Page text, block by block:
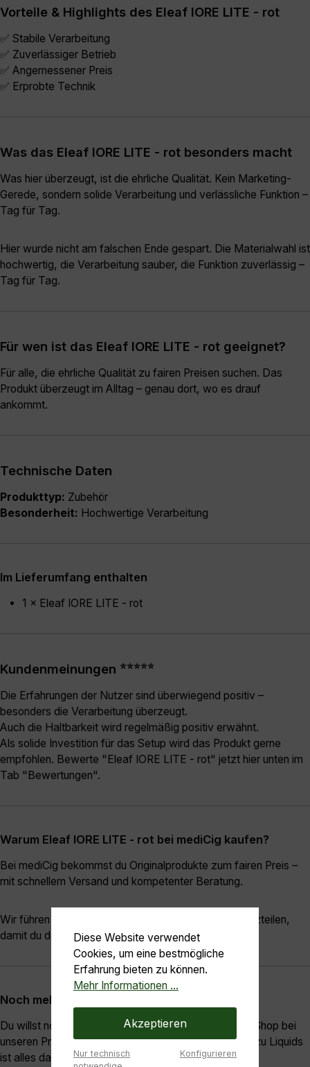
Vorteile & Highlights des Eleaf IORE LITE - rot
✅ Stabile Verarbeitung
✅ Zuverlässiger Betrieb
✅ Angemessener Preis
✅ Erprobte Technik
Was das Eleaf IORE LITE - rot besonders macht
Was hier überzeugt, ist die ehrliche Qualität. Kein Marketing-
Gerede, sondern solide Verarbeitung und verlässliche Funktion –
Tag für Tag.
Hier wurde nicht am falschen Ende gespart. Die Materialwahl ist
hochwertig, die Verarbeitung sauber, die Funktion zuverlässig –
Tag für Tag.
Für wen ist das Eleaf IORE LITE - rot geeignet?
Für alle, die ehrliche Qualität zu fairen Preisen suchen. Das
Produkt überzeugt im Alltag – genau dort, wo es drauf
ankommt.
Technische Daten
Produkttyp: Zubehör
Besonderheit: Hochwertige Verarbeitung
Im Lieferumfang enthalten
1 × Eleaf IORE LITE - rot
Kundenmeinungen ⭐⭐⭐⭐⭐
Die Erfahrungen der Nutzer sind überwiegend positiv –
besonders die Verarbeitung überzeugt.
Auch die Haltbarkeit wird regelmäßig positiv erwähnt.
Als solide Investition für das Setup wird das Produkt gerne
empfohlen. Bewerte "Eleaf IORE LITE - rot" jetzt hier unten im
Tab "Bewertungen".
Warum Eleaf IORE LITE - rot bei mediCig kaufen?
Bei mediCig bekommst du Originalprodukte zum fairen Preis –
mit schnellem Versand und kompetenter Beratung.
Wir führen eine große Auswahl an Zubehör und Ersatzteilen,
damit du dein Setup optimal ausstatten kannst.
Noch mehr Auswahl
Du willst noch mehr entdecken? Dann schau dich im Shop bei
unseren Produkten um – von Coils über Tanks bis hin zu Liquids
ist alles dabei.
Diese Website verwendet
Cookies, um eine bestmögliche
Erfahrung bieten zu können.
Mehr Informationen ...
Akzeptieren
Nur technisch
Konfigurieren